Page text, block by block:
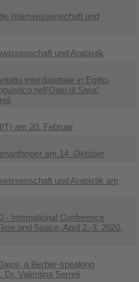
Islamwissenschaft und
und Arabistik
interdialettale in Egitto.
nell'Oasi di Siwa"​
am 20. Februar
am 14. Oktober
und Arabistik am
- International Conference
and Space, April 2.-3. 2020,
a Berber-speaking
Valentina Serreli